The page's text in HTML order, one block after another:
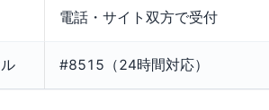
電話・サイト双方で受付
#8515（24時間対応）